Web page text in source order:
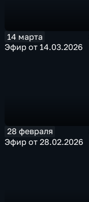
14 марта
Эфир от 14.03.2026
28 февраля
Эфир от 28.02.2026